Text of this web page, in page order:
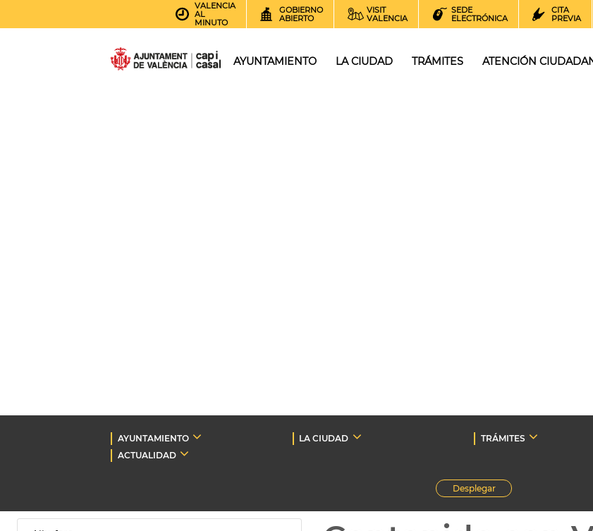
VALENCIA
AL
MINUTO
GOBIERNO
ABIERTO
VISIT
VALENCIA
SEDE
ELECTRÓNICA
CITA
PREVIA
AYUNTAMIENTO LA CIUDAD TRÁMITES ATENCIÓN
AYUNTAMIENTO LA CIUDAD TRÁMITES
ACTUALIDAD
Desplegar